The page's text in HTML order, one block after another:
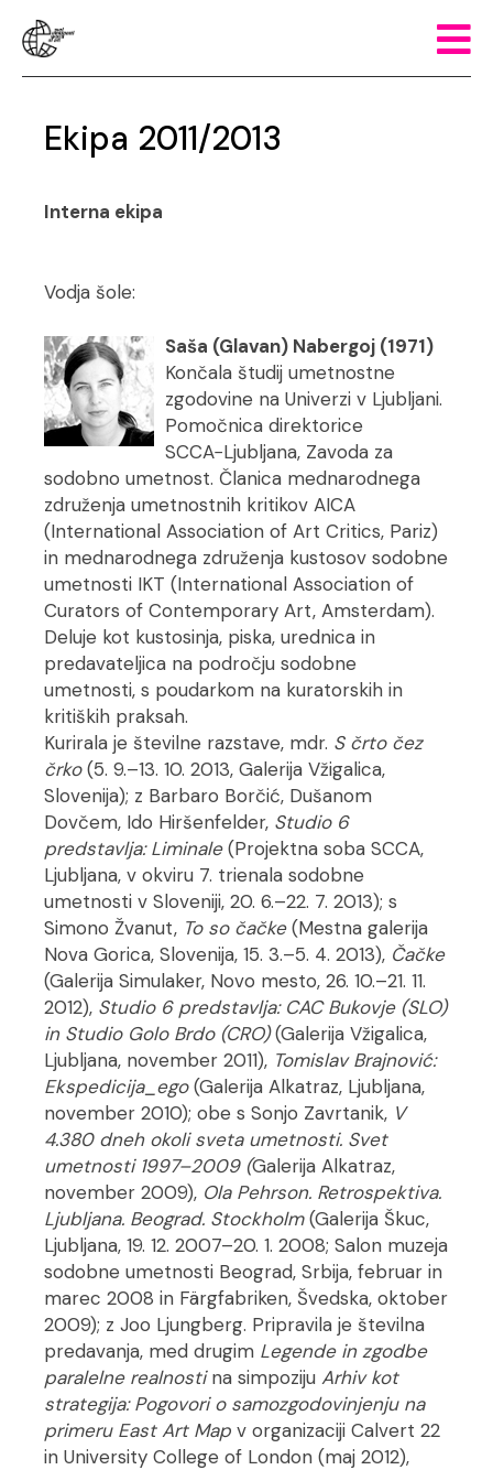
Ekipa 2011/2013
Interna ekipa
Vodja šole:
Saša (Glavan) Nabergoj (1971)
Končala študij umetnostne
zgodovine na Univerzi v Ljubljani.
Pomočnica direktorice
SCCA−Ljubljana, Zavoda za
sodobno umetnost. Članica mednarodnega
združenja umetnostnih kritikov AICA
(International Association of Art Critics, Pariz)
in mednarodnega združenja kustosov sodobne
umetnosti IKT (International Association of
Curators of Contemporary Art, Amsterdam).
Deluje kot kustosinja, piska, urednica in
predavateljica na področju sodobne
umetnosti, s poudarkom na kuratorskih in
kritiških praksah.
Kurirala je številne razstave, mdr. S črto čez
črko(5. 9.–13. 10. 2013, Galerija Vžigalica,
Slovenija); z Barbaro Borčić, Dušanom
Dovčem, Ido Hiršenfelder, Studio 6
predstavlja: Liminale(Projektna soba SCCA,
Ljubljana, v okviru 7. trienala sodobne
umetnosti v Sloveniji, 20. 6.–22. 7. 2013); s
Simono Žvanut, To so čačke(Mestna galerija
Nova Gorica, Slovenija, 15. 3.–5. 4. 2013), Čačke
(Galerija Simulaker, Novo mesto, 26. 10.–21. 11.
2012), Studio 6 predstavlja: CAC Bukovje (SLO)
in Studio Golo Brdo (CRO)(Galerija Vžigalica,
Ljubljana, november 2011), Tomislav Brajnović:
Ekspedicija_ego(Galerija Alkatraz, Ljubljana,
november 2010); obe s Sonjo Zavrtanik, V
4.380 dneh okoli sveta umetnosti. Svet
umetnosti 1997–2009 (Galerija Alkatraz,
november 2009), Ola Pehrson. Retrospektiva.
Ljubljana. Beograd. Stockholm(Galerija Škuc,
Ljubljana, 19. 12. 2007–20. 1. 2008; Salon muzeja
sodobne umetnosti Beograd, Srbija, februar in
marec 2008 in Färgfabriken, Švedska, oktober
2009); z Joo Ljungberg. Pripravila je številna
predavanja, med drugim Legende in zgodbe
paralelne realnostina simpozijuArhiv kot
strategija: Pogovori o samozgodovinjenju na
primeru East Art Mapv organizaciji Calvert 22
in University College of London (maj 2012),